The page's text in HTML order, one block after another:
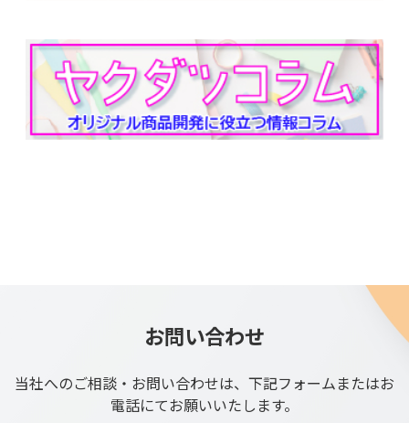
お問い合わせ
当社へのご相談・お問い合わせは、下記フォームまたはお
電話にてお願いいたします。